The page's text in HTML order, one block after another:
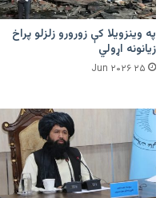
په وینزویلا کې زورورو زلزلو پراخ
زیانونه اړولي
۲۵ Jun ۲۰۲۶